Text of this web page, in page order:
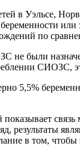
в Уэльсе,
по
не были
СИОЗС,
5,5%
показывает
результаты
в том,